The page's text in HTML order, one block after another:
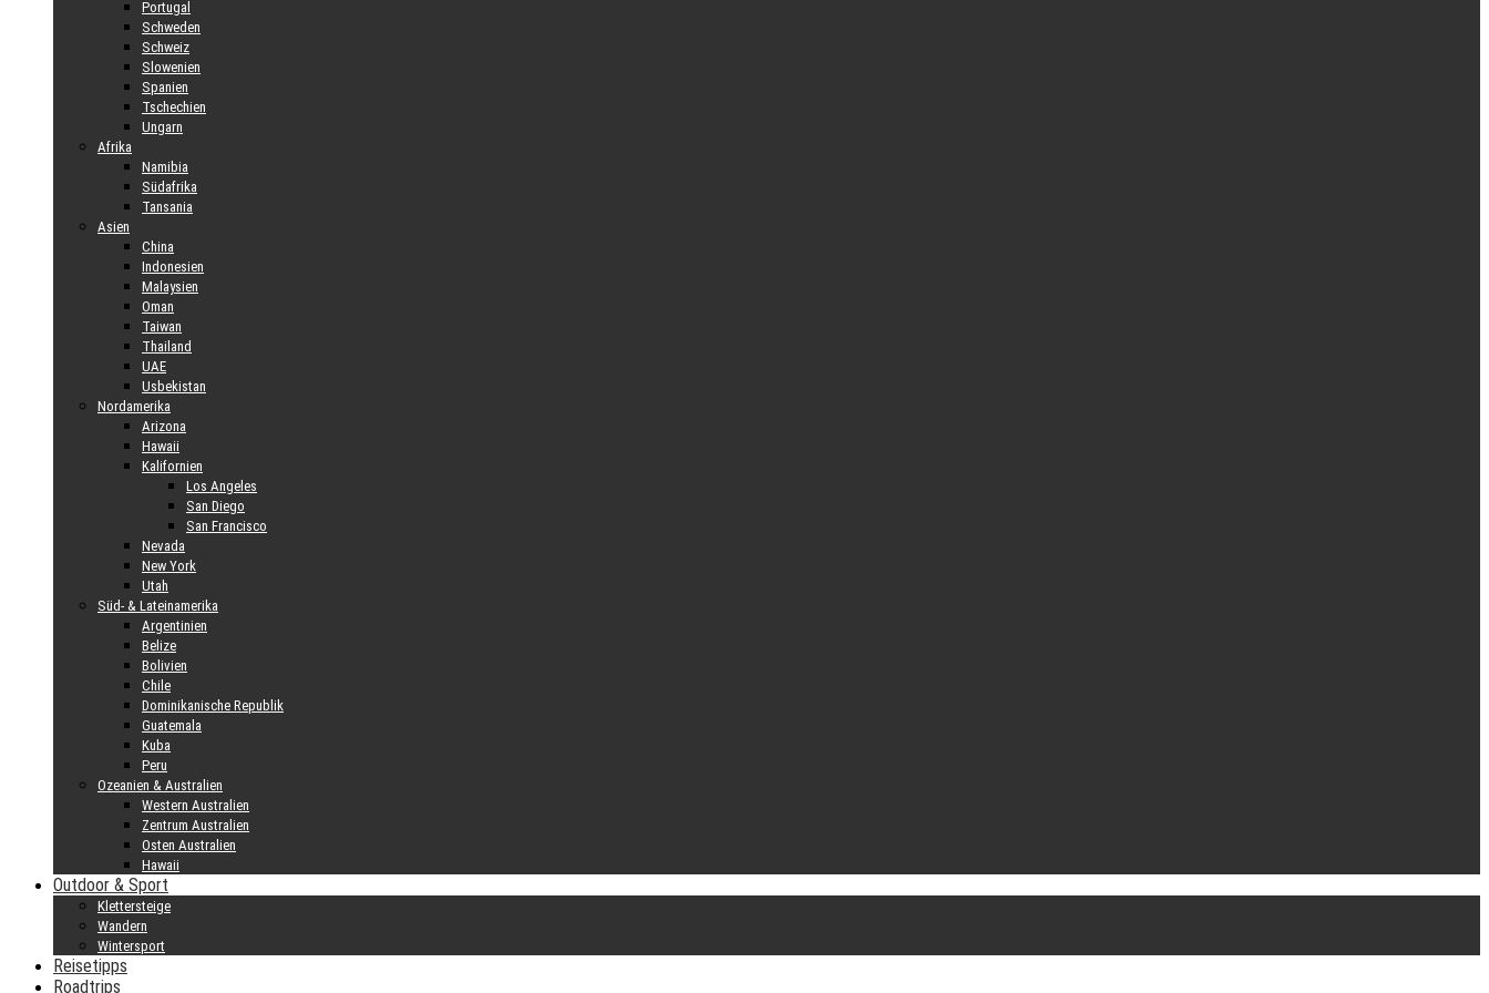
Portugal
Schweden
Schweiz
Slowenien
Spanien
Tschechien
Ungarn
Afrika
Namibia
Südafrika
Tansania
Asien
China
Indonesien
Malaysien
Oman
Taiwan
Thailand
UAE
Usbekistan
Nordamerika
Arizona
Hawaii
Kalifornien
Los Angeles
San Diego
San Francisco
Nevada
New York
Utah
Süd- & Lateinamerika
Argentinien
Belize
Bolivien
Chile
Dominikanische Republik
Guatemala
Kuba
Peru
Ozeanien & Australien
Western Australien
Zentrum Australien
Osten Australien
Hawaii
Outdoor & Sport
Klettersteige
Wandern
Wintersport
Reisetipps
Roadtrips